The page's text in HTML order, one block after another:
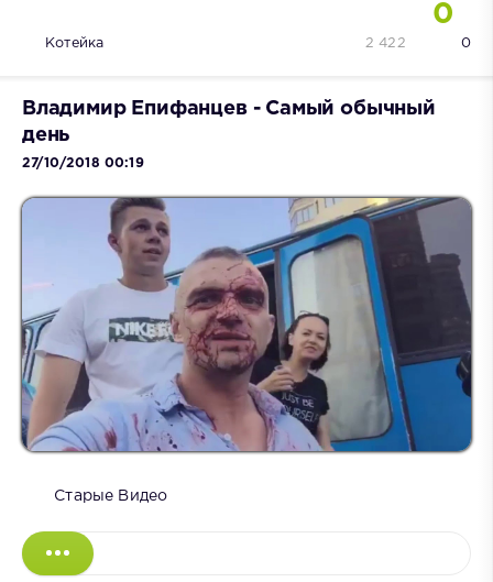
0
Котейка 0
2 422
Владимир Епифанцев - Самый обычный
день
27/10/2018 00:19
Старые Видео